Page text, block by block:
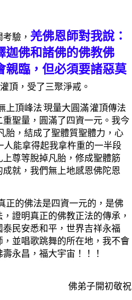
驗， 羌佛恩師對我說：
迦佛和諸佛的佛教佛
親臨，但必須要諸惡莫
頂，受了三聚淨戒。
頂峰法‘現量大圓滿’灌頂傳法
聖量，圓滿了四資一元。我今
胎，結成了聖體質聖體力，心
能拿得起我拿杵重的一半段
尊等脫掉凡胎，修成聖體筋
就，我們無上地感恩佛陀恩
的佛法是四資一元的，是佛
證明真正的佛教正法的傳承，
民安悉和平，世界吉祥永福
並唱歌跳舞的所在地，我不會
壽永昌，福大宇宙！！！
佛弟子開初敬祝